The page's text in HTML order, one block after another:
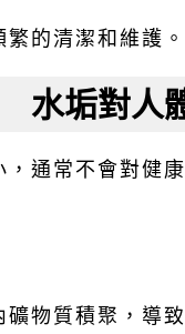
的清潔和維護
水垢對人
通常不會對健
物質積聚，導